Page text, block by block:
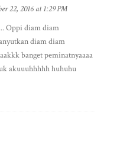
22, 2016 at 1:29 PM
Oppi diam diam
diam diam
banget peminatnyaaaa
akuuuhhhhh huhuhu